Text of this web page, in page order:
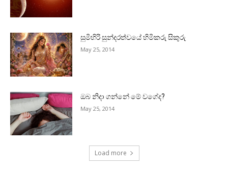
සුමිහිරි සුන්දරත්වයේ හිමිකරු සිකුරු
May 25, 2014
ඔබ නිදා ගන්නේ මේ වගේද?
May 25, 2014
Load more